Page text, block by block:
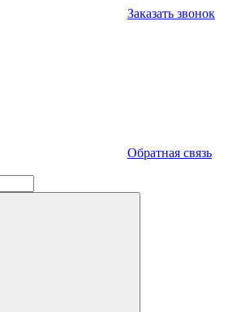
Заказать звонок
Обратная связь